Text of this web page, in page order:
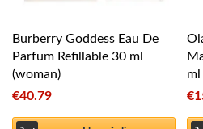
Burberry Goddess Eau De
Parfum Refillable 30 ml
(woman)
€40.79
ml
€